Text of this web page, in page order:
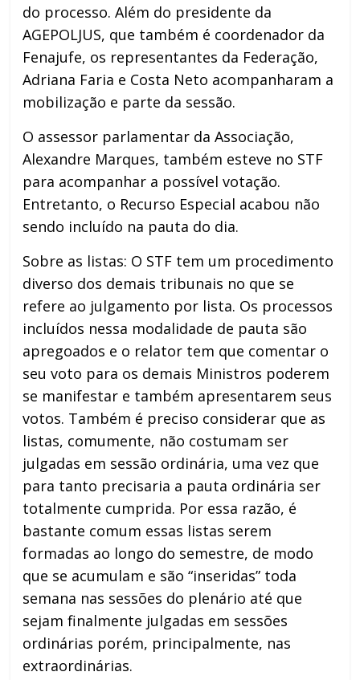
do processo. Além do presidente da
AGEPOLJUS, que também é coordenador da
Fenajufe, os representantes da Federação,
Adriana Faria e Costa Neto acompanharam a
mobilização e parte da sessão.
O assessor parlamentar da Associação,
Alexandre Marques, também esteve no STF
para acompanhar a possível votação.
Entretanto, o Recurso Especial acabou não
sendo incluído na pauta do dia.
Sobre as listas: O STF tem um procedimento
diverso dos demais tribunais no que se
refere ao julgamento por lista. Os processos
incluídos nessa modalidade de pauta são
apregoados e o relator tem que comentar o
seu voto para os demais Ministros poderem
se manifestar e também apresentarem seus
votos. Também é preciso considerar que as
listas, comumente, não costumam ser
julgadas em sessão ordinária, uma vez que
para tanto precisaria a pauta ordinária ser
totalmente cumprida. Por essa razão, é
bastante comum essas listas serem
formadas ao longo do semestre, de modo
que se acumulam e são “inseridas” toda
semana nas sessões do plenário até que
sejam finalmente julgadas em sessões
ordinárias porém, principalmente, nas
extraordinárias.